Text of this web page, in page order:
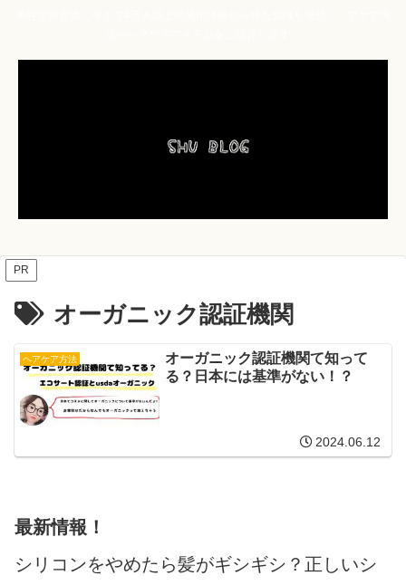
PR
オーガニック認証機関
ヘアケア方法
オーガニック認証機関て知って
る？日本には基準がない！？
2024.06.12
最新情報！
シリコンをやめたら髪がギシギシ？正しいシ